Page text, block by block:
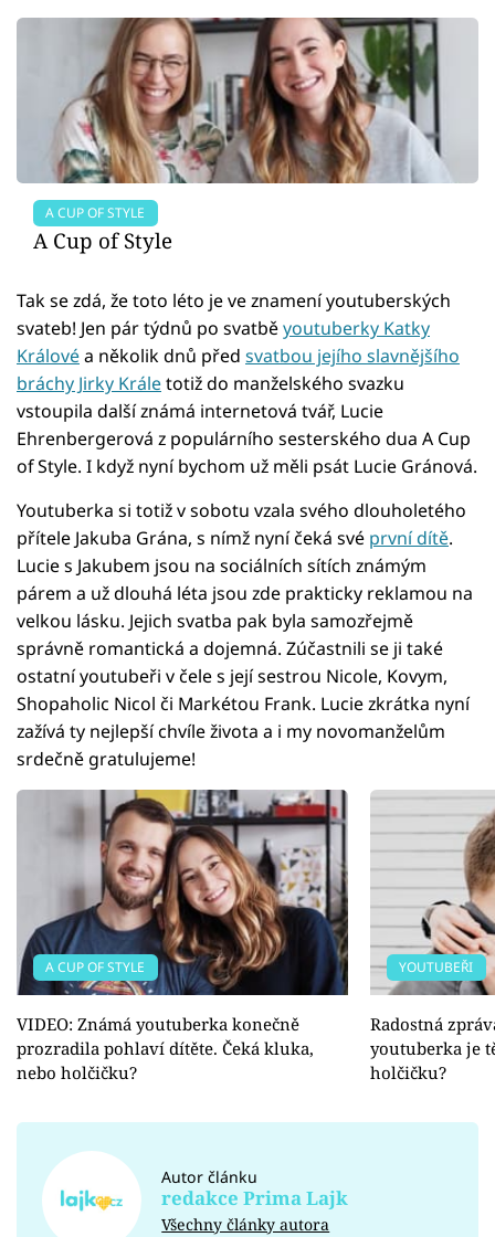
A CUP OF STYLE
A Cup of Style
Tak se zdá, že toto léto je ve znamení youtuberských
svateb! Jen pár týdnů po svatběyoutuberky Katky
Královéa několik dnů před svatbou jejího slavnějšího
bráchy Jirky Králetotiž do manželského svazku
vstoupila další známá internetová tvář, Lucie
Ehrenbergerová z populárního sesterského dua A Cup
of Style. I když nyní bychom už měli psát Lucie Gránová.
Youtuberka si totiž v sobotu vzala svého dlouholetého
přítele Jakuba Grána, s nímž nyní čeká své první dítě.
Lucie s Jakubem jsou na sociálních sítích známým
párem a už dlouhá léta jsou zde prakticky reklamou na
velkou lásku. Jejich svatba pak byla samozřejmě
správně romantická a dojemná. Zúčastnili se ji také
ostatní youtubeři v čele s její sestrou Nicole, Kovym,
Shopaholic Nicol či Markétou Frank. Lucie zkrátka nyní
zažívá ty nejlepší chvíle života a i my novomanželům
srdečně gratulujeme!
A CUP OF STYLE
VIDEO: Známá youtuberka konečně
prozradila pohlaví dítěte. Čeká kluka,
nebo holčičku?
YOUTUBEŘI
Radostná
youtuberka je
holčičku?
Autor článku
redakce Prima Lajk
Všechny články autora